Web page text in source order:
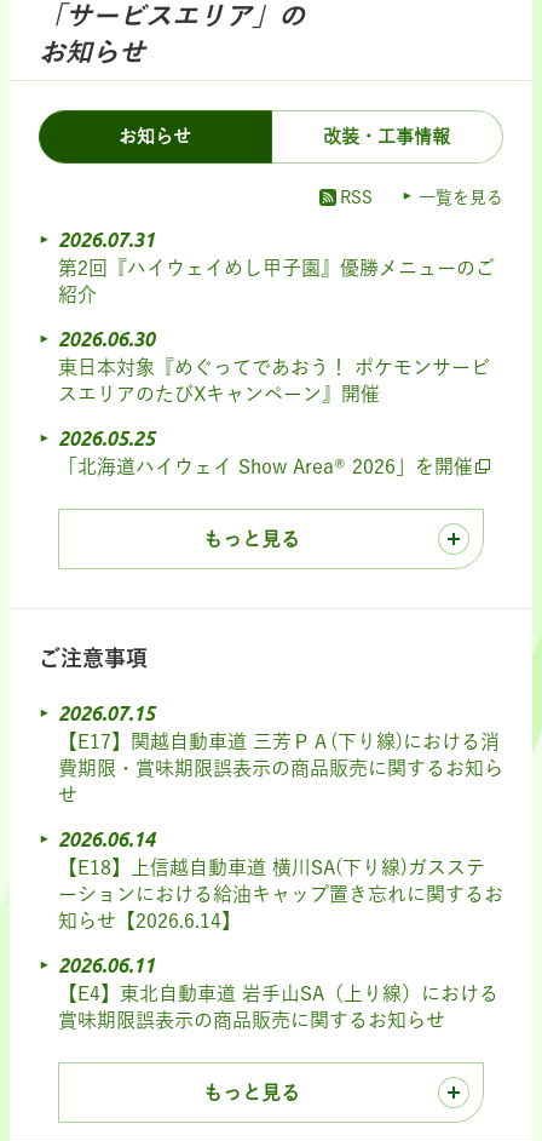
「サービスエリア」の
お知らせ
お知らせ 改装・工事情報
RSS 一覧を見る
2026.07.31
第2回『ハイウェイめし甲子園』優勝メニューのご
紹介
2026.06.30
東日本対象『めぐってであおう！ ポケモンサービ
スエリアのたびXキャンペーン』開催
2026.05.25
「北海道ハイウェイ Show Area® 2026」を開催
もっと見る
ご注意事項
2026.07.15
【E17】関越自動車道 三芳ＰＡ(下り線)における消
費期限・賞味期限誤表示の商品販売に関するお知ら
せ
2026.06.14
【E18】上信越自動車道 横川SA(下り線)ガスステ
ーションにおける給油キャップ置き忘れに関するお
知らせ【2026.6.14】
2026.06.11
【E4】東北自動車道 岩手山SA（上り線）における
賞味期限誤表示の商品販売に関するお知らせ
もっと見る